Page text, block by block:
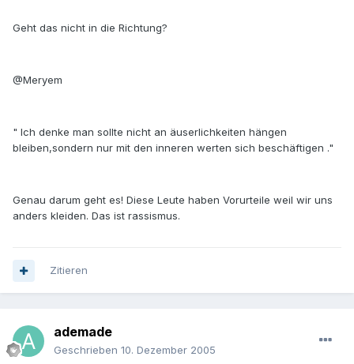
Geht das nicht in die Richtung?
@Meryem
" Ich denke man sollte nicht an äuserlichkeiten hängen
bleiben,sondern nur mit den inneren werten sich beschäftigen ."
Genau darum geht es! Diese Leute haben Vorurteile weil wir uns
anders kleiden. Das ist rassismus.
Zitieren
ademade
Geschrieben 10. Dezember 2005